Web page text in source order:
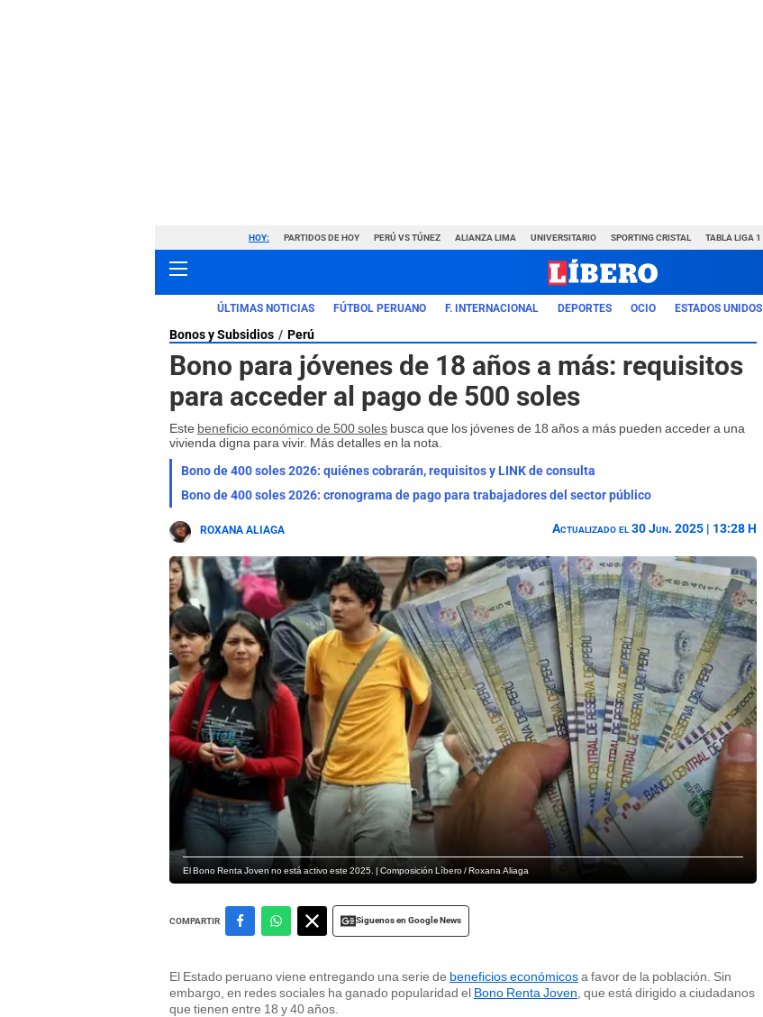
HOY: PARTIDOS DE HOY PERÚ VS TÚNEZ ALIANZA LIMA UNIVERSITARIO SPORTING CRISTAL TABLA LIGA 1
ÚLTIMAS NOTICIAS FÚTBOL PERUANO F. INTERNACIONAL DEPORTES OCIO ESTADOS UNIDOS
Bonos y Subsidios Perú
Bono para jóvenes de 18 años a más: requisitos
para acceder al pago de 500 soles
Este beneficio económico de 500 soles busca que los jóvenes de 18 años a más pueden acceder a una
vivienda digna para vivir. Más detalles en la nota.
Bono de 400 soles 2026: quiénes cobrarán, requisitos y LINK de consulta
Bono de 400 soles 2026: cronograma de pago para trabajadores del sector público
ROXANA ALIAGA Actualizado el 30 Jun. 2025 | 13:28 H
El Bono Renta Joven no está activo este 2025. | Composición Líbero / Roxana Aliaga
COMPARTIR Siguenos en Google News
El Estado peruano viene entregando una serie de beneficios económicosa favor de la población. Sin
embargo, en redes sociales ha ganado popularidad el Bono Renta Joven , que está dirigido a ciudadanos
que tienen entre 18 y 40 años.